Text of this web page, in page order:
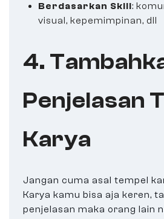
Berdasarkan Skill:
visual, kepemimpinan, dll
4.
Penjelasan
Karya
Jangan cuma asal tempel
Karya kamu bisa aja keren,
penjelasan maka orang lain